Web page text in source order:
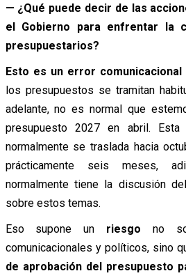
— ¿Qué puede decir de las
el Gobierno para enfrentar la
presupuestarios?
Esto es un error
los presupuestos se tramitan
adelante, no es normal que
presupuesto 2027 en abril.
normalmente se traslada hacia
prácticamente seis meses,
normalmente tiene la discusión
sobre estos temas.
Eso supone un riesgo no
comunicacionales y políticos, sino
de aprobación del presupuesto